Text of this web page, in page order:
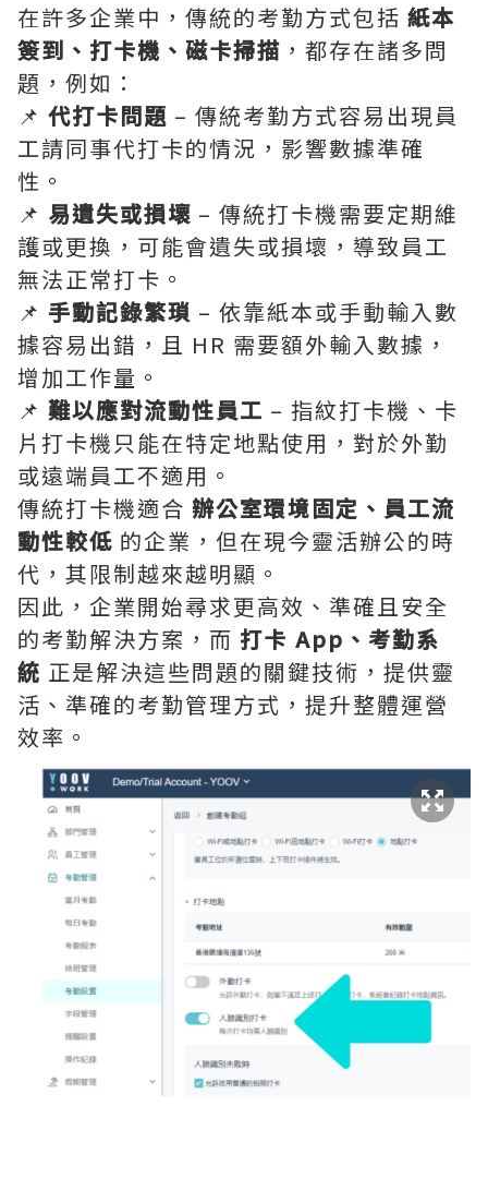
在許多企業中，傳統的考勤方式包括 紙本
簽到、打卡機、磁卡掃描 ，都存在諸多問
題，例如：
📌 代打卡問題 – 傳統考勤方式容易出現員
工請同事代打卡的情況，影響數據準確
性。
📌 易遺失或損壞 – 傳統打卡機需要定期維
護或更換，可能會遺失或損壞，導致員工
無法正常打卡。
📌 手動記錄繁瑣 – 依靠紙本或手動輸入數
據容易出錯，且 HR 需要額外輸入數據，
增加工作量。
📌 難以應對流動性員工 – 指紋打卡機、卡
片打卡機只能在特定地點使用，對於外勤
或遠端員工不適用。
傳統打卡機適合 辦公室環境固定、員工流
動性較低 的企業，但在現今靈活辦公的時
代，其限制越來越明顯。
因此，企業開始尋求更高效、準確且安全
的考勤解決方案，而 打卡 App、考勤系
統 正是解決這些問題的關鍵技術，提供靈
活、準確的考勤管理方式，提升整體運營
效率。